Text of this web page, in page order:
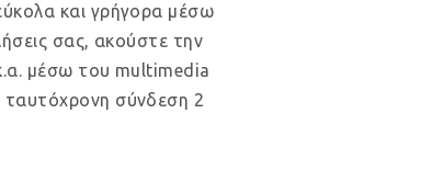
και γρήγορα μέσω
σας, ακούστε την
μέσω του multimedia
ταυτόχρονη σύνδεση 2